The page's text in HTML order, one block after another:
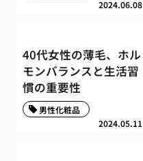
2024.06.08
40代女性の薄毛、ホル
モンバランスと生活習
慣の重要性
2024.05.11
男性化粧品